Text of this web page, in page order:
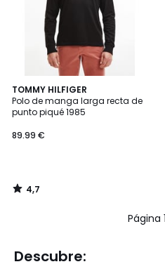
TOMMY HILFIGER
Polo de manga larga recta de
punto piqué 1985
89.99 €
4,7
/ 5
4,7
/
Página
Descubre: